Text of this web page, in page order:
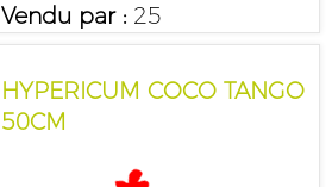
Vendu par :25
HYPERICUM COCO TANGO
50CM